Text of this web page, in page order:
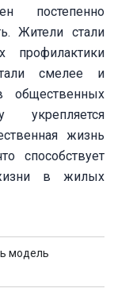
постепенно
Жители стали
профилактики
смелее и
укрепляется
жизнь
способствует
жизни в жилых
модель